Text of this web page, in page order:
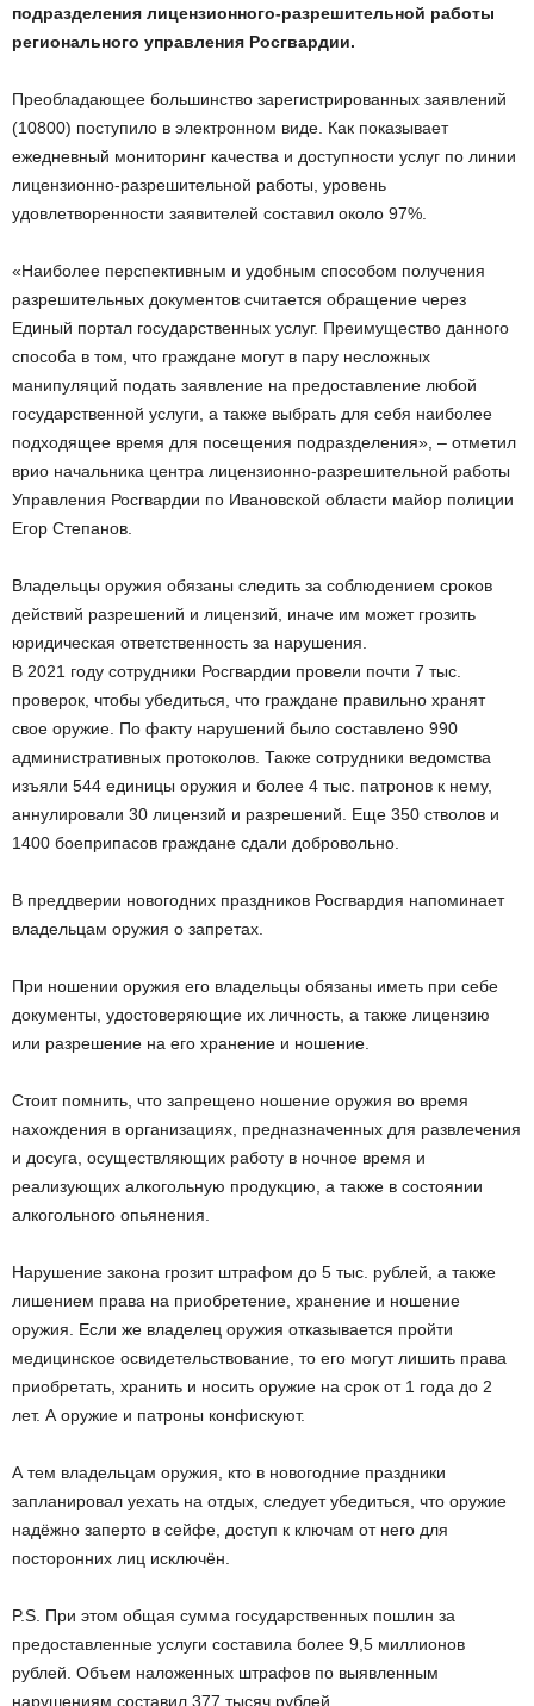
подразделения лицензионного-разрешительной работы
регионального управления Росгвардии.
Преобладающее большинство зарегистрированных заявлений
(10800) поступило в электронном виде. Как показывает
ежедневный мониторинг качества и доступности услуг по линии
лицензионно-разрешительной работы, уровень
удовлетворенности заявителей составил около 97%.
«Наиболее перспективным и удобным способом получения
разрешительных документов считается обращение через
Единый портал государственных услуг. Преимущество данного
способа в том, что граждане могут в пару несложных
манипуляций подать заявление на предоставление любой
государственной услуги, а также выбрать для себя наиболее
подходящее время для посещения подразделения», – отметил
врио начальника центра лицензионно-разрешительной работы
Управления Росгвардии по Ивановской области майор полиции
Егор Степанов.
Владельцы оружия обязаны следить за соблюдением сроков
действий разрешений и лицензий, иначе им может грозить
юридическая ответственность за нарушения.
В 2021 году сотрудники Росгвардии провели почти 7 тыс.
проверок, чтобы убедиться, что граждане правильно хранят
свое оружие. По факту нарушений было составлено 990
административных протоколов. Также сотрудники ведомства
изъяли 544 единицы оружия и более 4 тыс. патронов к нему,
аннулировали 30 лицензий и разрешений. Еще 350 стволов и
1400 боеприпасов граждане сдали добровольно.
В преддверии новогодних праздников Росгвардия напоминает
владельцам оружия о запретах.
При ношении оружия его владельцы обязаны иметь при себе
документы, удостоверяющие их личность, а также лицензию
или разрешение на его хранение и ношение.
Стоит помнить, что запрещено ношение оружия во время
нахождения в организациях, предназначенных для развлечения
и досуга, осуществляющих работу в ночное время и
реализующих алкогольную продукцию, а также в состоянии
алкогольного опьянения.
Нарушение закона грозит штрафом до 5 тыс. рублей, а также
лишением права на приобретение, хранение и ношение
оружия. Если же владелец оружия отказывается пройти
медицинское освидетельствование, то его могут лишить права
приобретать, хранить и носить оружие на срок от 1 года до 2
лет. А оружие и патроны конфискуют.
А тем владельцам оружия, кто в новогодние праздники
запланировал уехать на отдых, следует убедиться, что оружие
надёжно заперто в сейфе, доступ к ключам от него для
посторонних лиц исключён.
P.S. При этом общая сумма государственных пошлин за
предоставленные услуги составила более 9,5 миллионов
рублей. Объем наложенных штрафов по выявленным
нарушениям составил 377 тысяч рублей.